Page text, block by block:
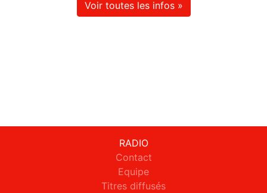
Voir toutes les infos »
RADIO
Contact
Equipe
Titres diffusés